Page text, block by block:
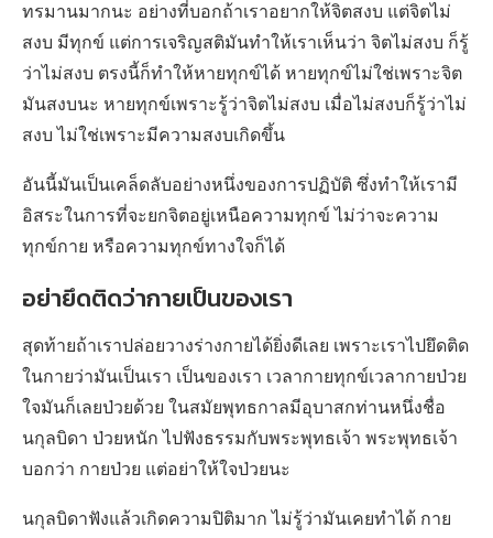
ทรมานมากนะ อย่างที่บอกถ้าเราอยากให้จิตสงบ แต่จิตไม่
สงบ มีทุกข์ แต่การเจริญสติมันทำให้เราเห็นว่า จิตไม่สงบ ก็รู้
ว่าไม่สงบ ตรงนี้ก็ทำให้หายทุกข์ได้ หายทุกข์ไม่ใช่เพราะจิต
มันสงบนะ หายทุกข์เพราะรู้ว่าจิตไม่สงบ เมื่อไม่สงบก็รู้ว่าไม่
สงบ ไม่ใช่เพราะมีความสงบเกิดขึ้น
อันนี้มันเป็นเคล็ดลับอย่างหนึ่งของการปฏิบัติ ซึ่งทำให้เรามี
อิสระในการที่จะยกจิตอยู่เหนือความทุกข์ ไม่ว่าจะความ
ทุกข์กาย หรือความทุกข์ทางใจก็ได้
อย่ายึดติดว่ากายเป็นของเรา
สุดท้ายถ้าเราปล่อยวางร่างกายได้ยิ่งดีเลย เพราะเราไปยึดติด
ในกายว่ามันเป็นเรา เป็นของเรา เวลากายทุกข์เวลากายป่วย
ใจมันก็เลยป่วยด้วย ในสมัยพุทธกาลมีอุบาสกท่านหนึ่งชื่อ
นกุลบิดา ป่วยหนัก ไปฟังธรรมกับพระพุทธเจ้า พระพุทธเจ้า
บอกว่า กายป่วย แต่อย่าให้ใจป่วยนะ
นกุลบิดาฟังแล้วเกิดความปิติมาก ไม่รู้ว่ามันเคยทำได้ กาย